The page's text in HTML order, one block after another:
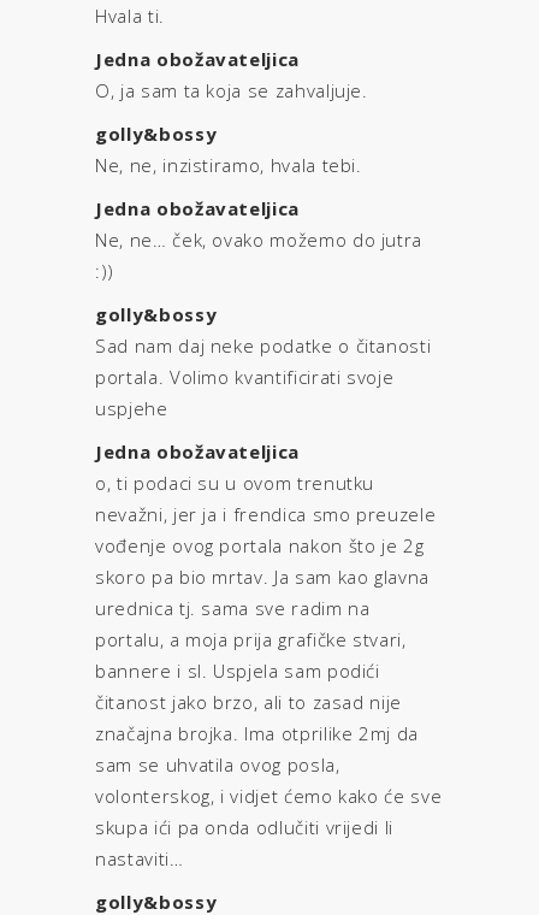
Hvala ti.
Jedna obožavateljica
O, ja sam ta koja se zahvaljuje.
golly&bossy
Ne, ne, inzistiramo, hvala tebi.
Jedna obožavateljica
Ne, ne… ček, ovako možemo do jutra
:))
golly&bossy
Sad nam daj neke podatke o čitanosti
portala. Volimo kvantificirati svoje
uspjehe
Jedna obožavateljica
o, ti podaci su u ovom trenutku
nevažni, jer ja i frendica smo preuzele
vođenje ovog portala nakon što je 2g
skoro pa bio mrtav. Ja sam kao glavna
urednica tj. sama sve radim na
portalu, a moja prija grafičke stvari,
bannere i sl. Uspjela sam podići
čitanost jako brzo, ali to zasad nije
značajna brojka. Ima otprilike 2mj da
sam se uhvatila ovog posla,
volonterskog, i vidjet ćemo kako će sve
skupa ići pa onda odlučiti vrijedi li
nastaviti…
golly&bossy